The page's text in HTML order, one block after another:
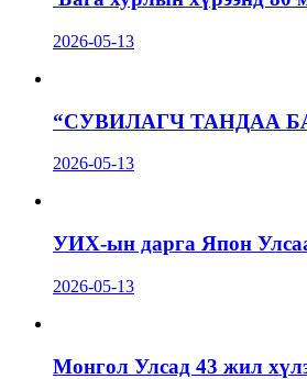
2026-05-13
“СУВИЛАГЧ ТАНДАА
2026-05-13
УИХ-ын дарга Япон
2026-05-13
Монгол Улсад 43 жил